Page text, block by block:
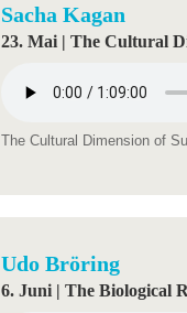
Sacha Kagan
23. Mai | The Cultural
The Cultural Dimension of
Udo Bröring
6. Juni | The Biological